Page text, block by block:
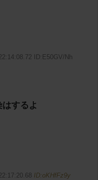
ID:E50GV/Nh
するよ
ID:oKHfFz9y